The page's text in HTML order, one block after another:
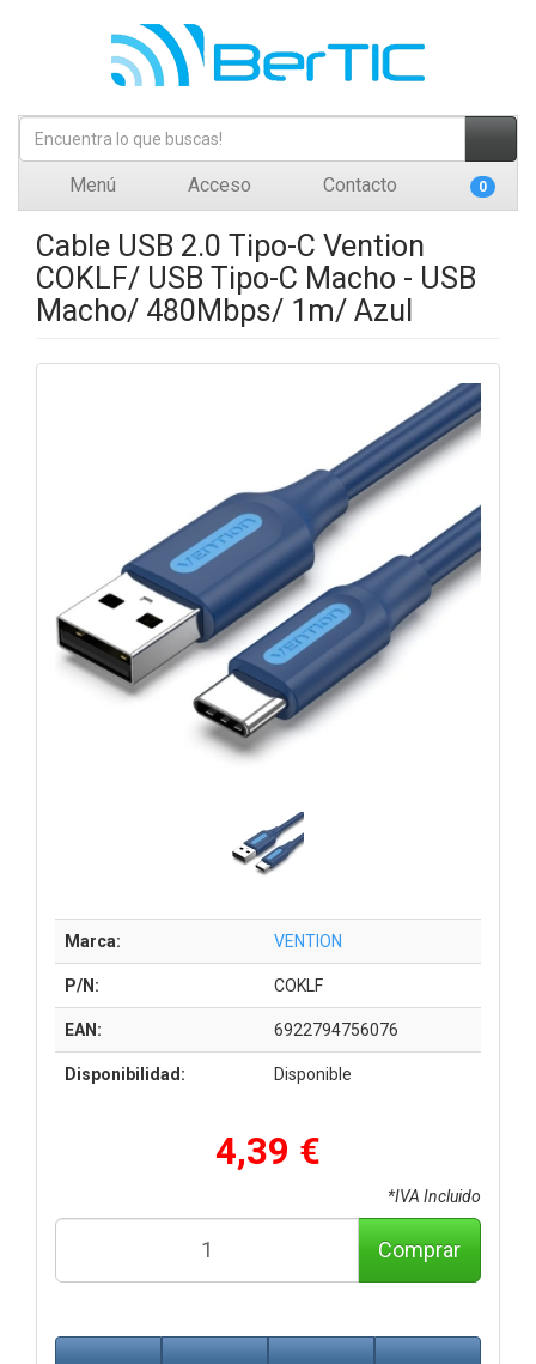
Menú Acceso Contacto 0
Cable USB 2.0 Tipo-C Vention
COKLF/ USB Tipo-C Macho - USB
Macho/ 480Mbps/ 1m/ Azul
Marca: VENTION
P/N: COKLF
EAN: 6922794756076
Disponibilidad: Disponible
4,39 €
*IVA Incluido
Comprar